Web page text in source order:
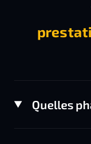
Quelles